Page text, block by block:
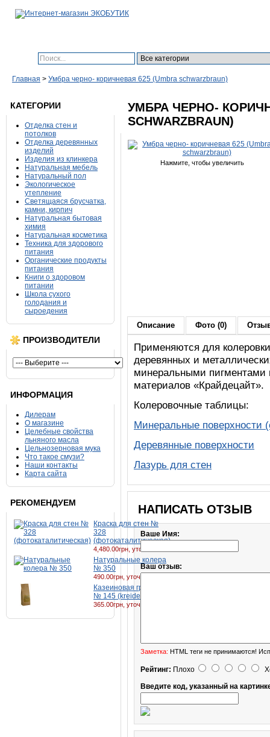
Главная > Умбра черно- коричневая 625 (Umbra schwarzbraun)
КАТЕГОРИИ
Отделка стен и
потолков
Отделка деревянных
изделий
Изделия из клинкера
Натуральная мебель
Натуральный пол
Экологическое
утепление
Светящаяся брусчатка,
камни, кирпич
Натуральная бытовая
химия
Натуральная косметика
Техника для здорового
питания
Органические продукты
питания
Книги о здоровом
питании
Школа сухого
голодания и
сыроедения
ПРОИЗВОДИТЕЛИ
ИНФОРМАЦИЯ
Дилерам
О магазине
Целебные свойства
льняного масла
Цельнозерновая мука
Что такое смузи?
Наши контакты
Карта сайта
РЕКОМЕНДУЕМ
Краска для стен №
328
(фотокаталитическая)
4,480.00грн, уточняй
Натуральные колера
№ 350
490.00грн, уточняй
Казеиновая грунтовка
№ 145 (kreidezeit)
365.00грн, уточняй
УМБРА ЧЕРНО-
SCHWARZBRAUN)
Нажмите, чтобы увеличить
Описание Фото (0)
Применяются для
деревянных и
минеральными пигментами
материалов «Крайдецайт».
Колеровочные таблицы:
Минеральные поверхности
Деревянные поверхности
Лазурь для стен
НАПИСАТЬ ОТЗЫВ
Ваше Имя:
Ваш отзыв:
Заметка: HTML теги не принимаются!
Рейтинг: Плохо
Введите код, указанный на